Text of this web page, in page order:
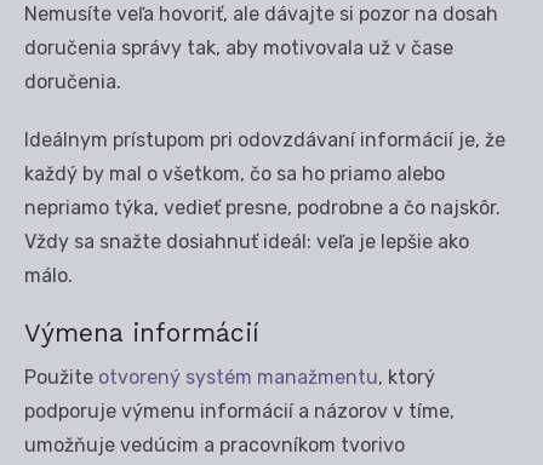
Nemusíte veľa hovoriť, ale dávajte si pozor na dosah
doručenia správy tak, aby motivovala už v čase
doručenia.
Ideálnym prístupom pri odovzdávaní informácií je, že
každý by mal o všetkom, čo sa ho priamo alebo
nepriamo týka, vedieť presne, podrobne a čo najskôr.
Vždy sa snažte dosiahnuť ideál: veľa je lepšie ako
málo.
Výmena informácií
Použite otvorený systém manažmentu, ktorý
podporuje výmenu informácií a názorov v tíme,
umožňuje vedúcim a pracovníkom tvorivo